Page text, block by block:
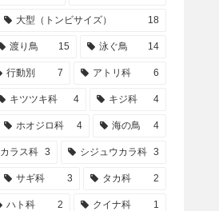
大型（トンビサイズ） 18
渡り鳥 15 泳ぐ鳥 14
行動別 7 アトリ科 6
キツツキ科 4 キジ科 4
ホオジロ科 4 海の鳥 4
カラス科 3 シジュウカラ科 3
サギ科 3 タカ科 2
ハト科 2 クイナ科 1